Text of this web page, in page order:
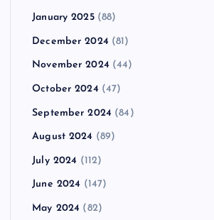
January 2025(88)
December 2024 (81)
November 2024 (44)
October 2024 (47)
September 2024 (84)
August 2024 (89)
July 2024 (112)
June 2024 (147)
May 2024 (82)